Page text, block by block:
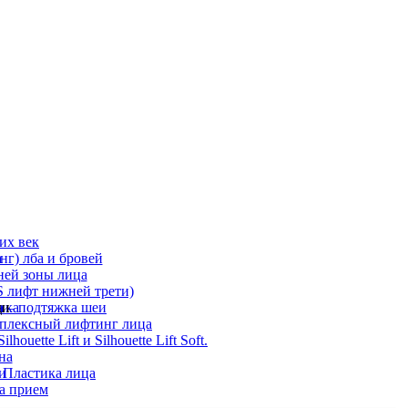
век
лба и бровей
зоны лица
лифт нижней трети)
– подтяжка шеи
лифтинг лица
Lift и Silhouette Lift Soft.
лица
прием